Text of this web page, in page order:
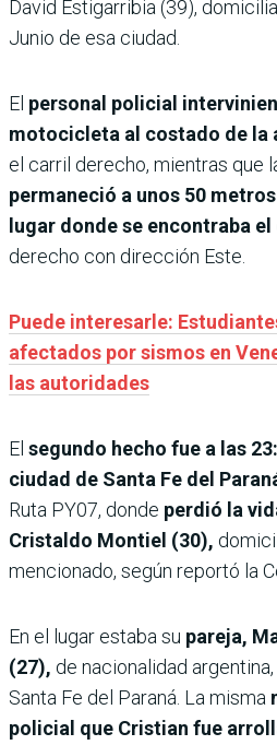
David Estigarribia (39),
Junio de esa ciudad.
El personal policial
motocicleta al costado de la
el carril derecho, mientras que
permaneció a unos 50
lugar donde se encontraba
derecho con dirección Este.
Puede interesarle:
afectados por sismos en
las autoridades
El segundo hecho fue a las
ciudad de Santa Fe del
Ruta PY07, donde perdió la
Cristaldo Montiel (30),
mencionado, según reportó la
En el lugar estaba su pareja,
(27), de nacionalidad
Santa Fe del Paraná. La misma
policial que Cristian fue